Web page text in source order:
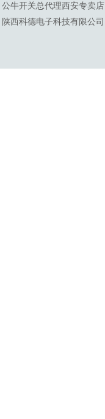
公牛开关总代理西安专卖店
陕西科德电子科技有限公司